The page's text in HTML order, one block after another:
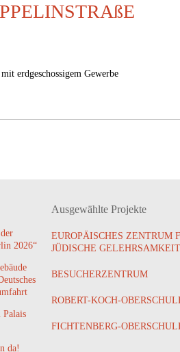
erdgeschossigem Gewerbe
2026“
Palais
da!
Ausgewählte Projekte
EUROPÄISCHES ZENTRUM
JÜDISCHE GELEHRSAMKEIT
BESUCHERZENTRUM
ROBERT-KOCH-
FICHTENBERG-